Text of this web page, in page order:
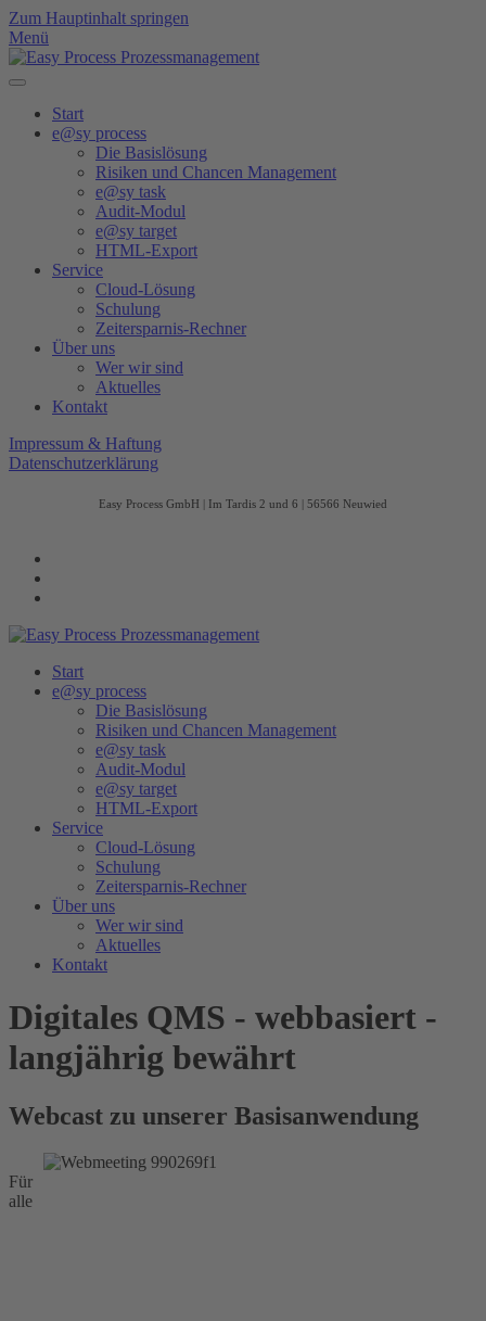
Zum Hauptinhalt springen
Menü
Start
e@sy process
Die Basislösung
Risiken und Chancen Management
e@sy task
Audit-Modul
e@sy target
HTML-Export
Service
Cloud-Lösung
Schulung
Zeitersparnis-Rechner
Über uns
Wer wir sind
Aktuelles
Kontakt
Impressum & Haftung
Datenschutzerklärung
Easy Process GmbH | Im Tardis 2 und 6 | 56566 Neuwied
Start
e@sy process
Die Basislösung
Risiken und Chancen Management
e@sy task
Audit-Modul
e@sy target
HTML-Export
Service
Cloud-Lösung
Schulung
Zeitersparnis-Rechner
Über uns
Wer wir sind
Aktuelles
Kontakt
Digitales QMS - webbasiert -
langjährig bewährt
Webcast zu unserer Basisanwendung
Für
alle